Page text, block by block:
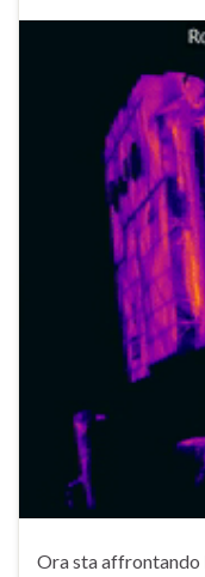
Ora sta affrontando